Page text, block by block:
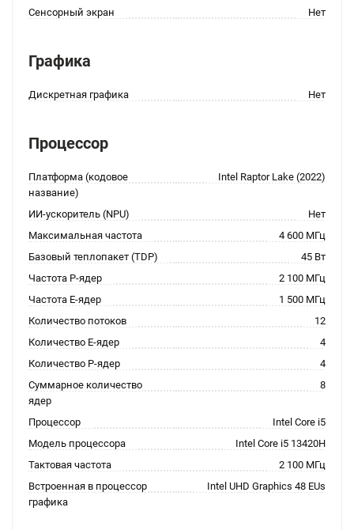
Сенсорный экран Нет
Графика
Дискретная графика Нет
Процессор
Платформа (кодовое
название)
Intel Raptor Lake (2022)
ИИ-ускоритель (NPU)
Нет
Максимальная частота
4 600 МГц
Базовый теплопакет (TDP)
45 Вт
Частота P-ядер
2 100 МГц
Частота E-ядер
1 500 МГц
Количество потоков
12
Количество E-ядер
4
Количество P-ядер
4
Суммарное количество
ядер
8
Процессор
Intel Core i5
Модель процессора
Intel Core i5 13420H
Тактовая частота
2 100 МГц
Встроенная в процессор
графика
Intel UHD Graphics 48 EUs